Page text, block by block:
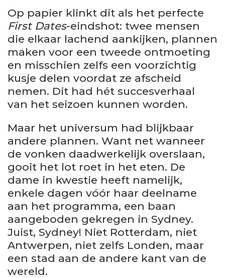
Op papier klinkt dit als het perfecte
First Dates-eindshot: twee mensen
die elkaar lachend aankijken, plannen
maken voor een tweede ontmoeting
en misschien zelfs een voorzichtig
kusje delen voordat ze afscheid
nemen. Dit had hét succesverhaal
van het seizoen kunnen worden.
Maar het universum had blijkbaar
andere plannen. Want net wanneer
de vonken daadwerkelijk overslaan,
gooit het lot roet in het eten. De
dame in kwestie heeft namelijk,
enkele dagen vóór haar deelname
aan het programma, een baan
aangeboden gekregen in Sydney.
Juist, Sydney! Niet Rotterdam, niet
Antwerpen, niet zelfs Londen, maar
een stad aan de andere kant van de
wereld.